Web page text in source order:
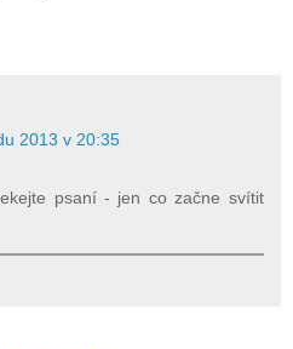
2013 v 20:35
psaní - jen co začne svítit